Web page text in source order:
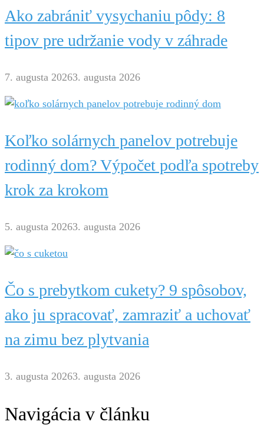
Ako zabrániť vysychaniu pôdy: 8
tipov pre udržanie vody v záhrade
7. augusta 20263. augusta 2026
Koľko solárnych panelov potrebuje
rodinný dom? Výpočet podľa spotreby
krok za krokom
5. augusta 20263. augusta 2026
Čo s prebytkom cukety? 9 spôsobov,
ako ju spracovať, zamraziť a uchovať
na zimu bez plytvania
3. augusta 20263. augusta 2026
Navigácia v článku